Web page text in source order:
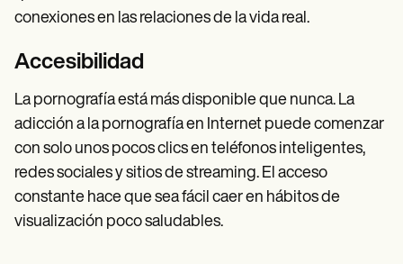
conexiones en las relaciones de la vida real.
Accesibilidad
La pornografía está más disponible que nunca. La
adicción a la pornografía en Internet puede comenzar
con solo unos pocos clics en teléfonos inteligentes,
redes sociales y sitios de streaming. El acceso
constante hace que sea fácil caer en hábitos de
visualización poco saludables.